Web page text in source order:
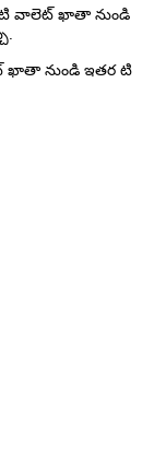
టి వాలెట్ ఖాతా నుండి
నుండి ఇతర టి